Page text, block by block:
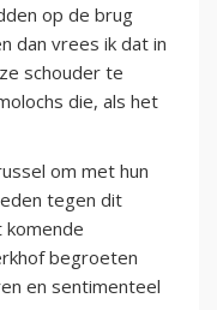
op de brug
dan vrees ik dat in
schouder te
die, als het
om met hun
tegen dit
komende
begroeten
en sentimenteel